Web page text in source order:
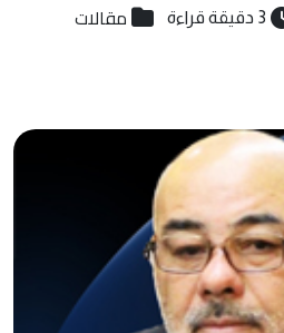
3 دقيقة قراءة مقالات